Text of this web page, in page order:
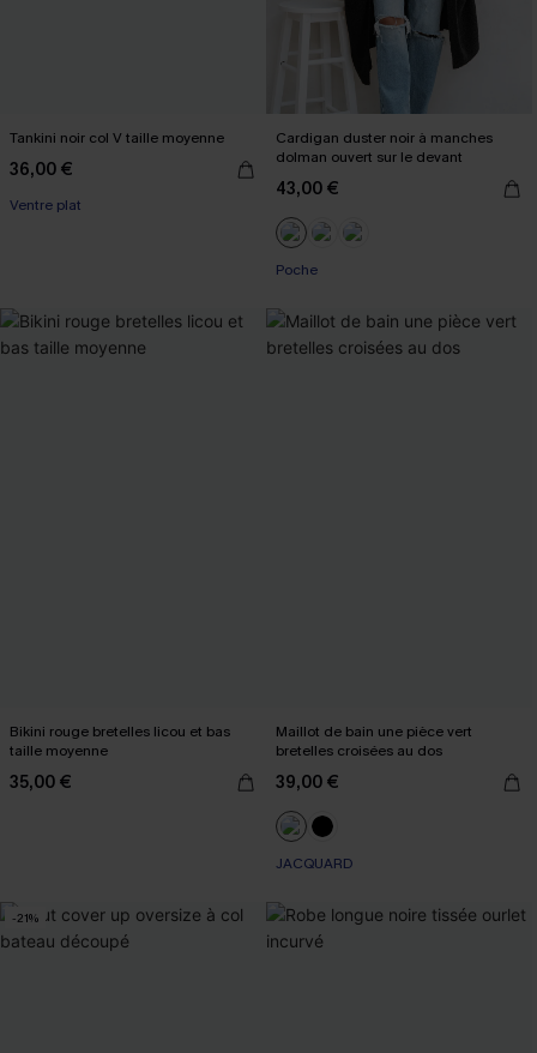
Tankini noir col V taille moyenne
36,00 €
Ventre plat
Cardigan duster noir à manches
dolman ouvert sur le devant
43,00 €
Poche
Bikini rouge bretelles licou et bas
taille moyenne
35,00 €
Maillot de bain une pièce vert
bretelles croisées au dos
39,00 €
JACQUARD
-21%